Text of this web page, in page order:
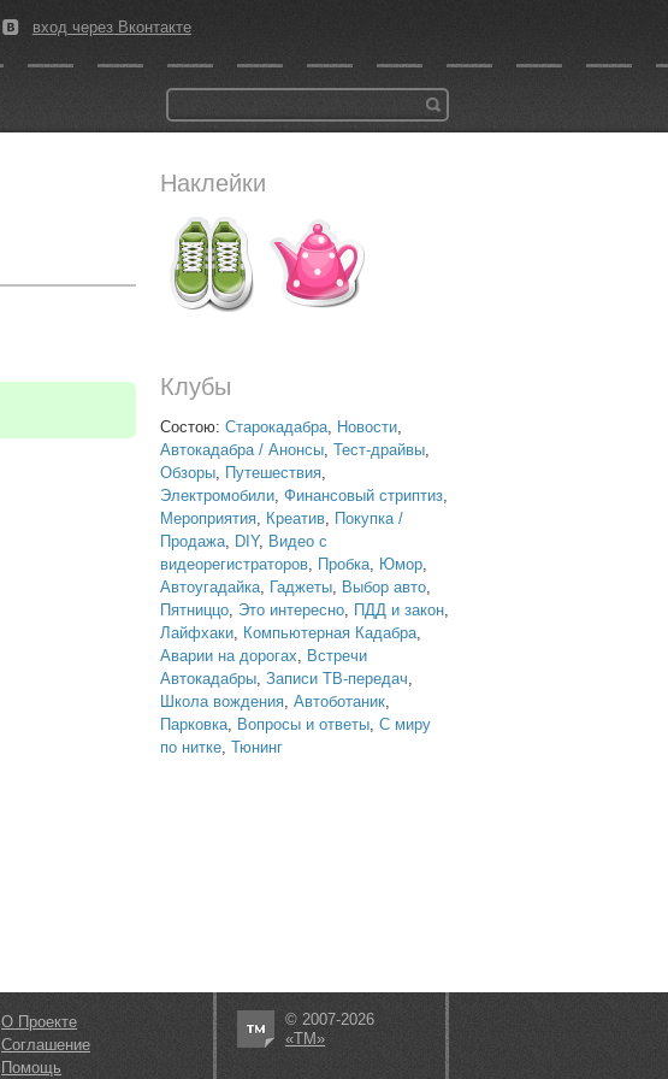
вход через Вконтакте
Наклейки
Клубы
Состою: Старокадабра, Новости,
Автокадабра / Анонсы, Тест-драйвы,
Обзоры, Путешествия,
Электромобили, Финансовый стриптиз,
Мероприятия, Креатив, Покупка /
Продажа, DIY, Видео с
видеорегистраторов, Пробка, Юмор,
Автоугадайка, Гаджеты, Выбор авто,
Пятниццо, Это интересно, ПДД и закон,
Лайфхаки, Компьютерная Кадабра,
Аварии на дорогах, Встречи
Автокадабры, Записи ТВ-передач,
Школа вождения, Автоботаник,
Парковка, Вопросы и ответы, С миру
по нитке, Тюнинг
О Проекте
Соглашение
Помощь
© 2007-2026
«ТМ»